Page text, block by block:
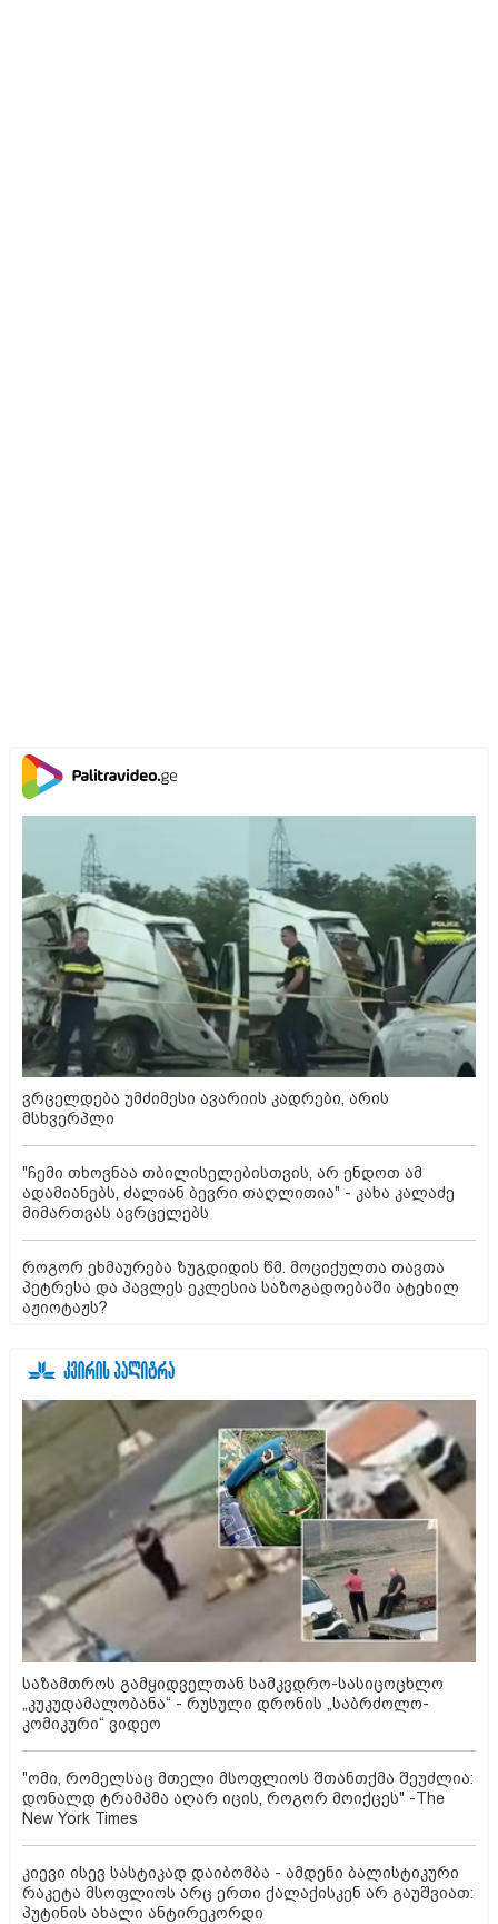
ვრცელდება უმძიმესი ავარიის კადრები, არის
მსხვერპლი
"ჩემი თხოვნაა თბილისელებისთვის, არ ენდოთ ამ
ადამიანებს, ძალიან ბევრი თაღლითია" - კახა კალაძე
მიმართვას ავრცელებს
როგორ ეხმაურება ზუგდიდის წმ. მოციქულთა თავთა
პეტრესა და პავლეს ეკლესია საზოგადოებაში ატეხილ
აჟიოტაჟს?
საზამთროს გამყიდველთან სამკვდრო-სასიცოცხლო
„კუკუდამალობანა“ - რუსული დრონის „საბრძოლო-
კომიკური“ ვიდეო
"ომი, რომელსაც მთელი მსოფლიოს შთანთქმა შეუძლია:
დონალდ ტრამპმა აღარ იცის, როგორ მოიქცეს" -The
New York Times
კიევი ისევ სასტიკად დაიბომბა - ამდენი ბალისტიკური
რაკეტა მსოფლიოს არც ერთი ქალაქისკენ არ გაუშვიათ:
პუტინის ახალი ანტირეკორდი